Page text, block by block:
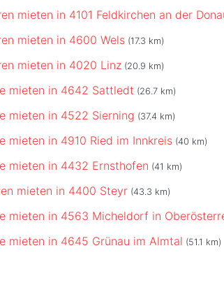
mieten in 4101 Feldkirchen an der
mieten in 4600 Wels (17.3 km)
mieten in 4020 Linz (20.9 km)
mieten in 4642 Sattledt (26.7 km)
mieten in 4522 Sierning (37.4 km)
mieten in 4910 Ried im Innkreis (40 km)
mieten in 4432 Ernsthofen (41 km)
mieten in 4400 Steyr (43.3 km)
mieten in 4563 Micheldorf in
mieten in 4645 Grünau im Almtal (51.1 km)